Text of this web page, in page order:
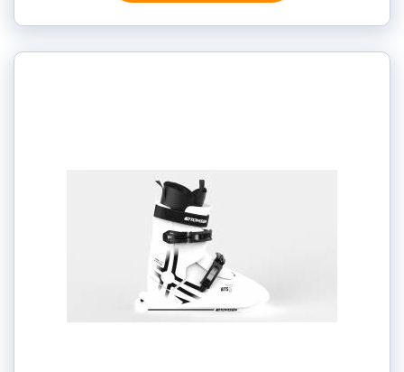
soukromí
druhem cookie: Funkční
Otevřít video v novém okně